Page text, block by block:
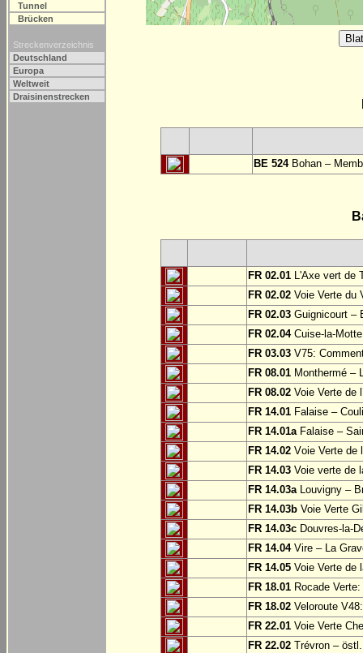
Tunnel
Brücken
Streckenverzeichnis
Deutschland
Europa
Weltweit
Draisinenstrecken
BE 524Bohan –
FR 02.01 L'Axe vert de
FR 02.02 Voie Verte du
FR 02.03 Guignicourt –
FR 02.04Cuise-la-
FR 03.03 V75:
FR 08.01 Monthermé –
FR 08.02 Voie Verte de
FR 14.01 Falaise –
FR 14.01aFalaise –
FR 14.02 Voie Verte de
FR 14.03 Voie verte de
FR 14.03aLouvigny –
FR 14.03b Voie Verte
FR 14.03c Douvres-la-
FR 14.04Vire – La
FR 14.05 Voie Verte de
FR 18.01 Rocade
FR 18.02 Veloroute
FR 22.01 Voie Verte
FR 22.02 Trévron –